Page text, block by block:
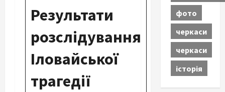
Результати
розслідування
Іловайської
трагедії
фото
черкаси
черкаси
історія